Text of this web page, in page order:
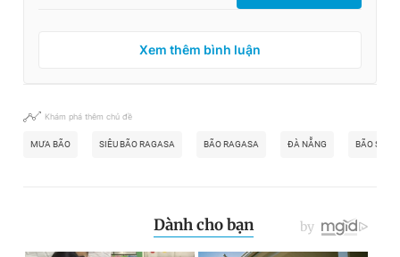
Xem thêm bình luận
Khám phá thêm chủ đề
MƯA BÃO SIÊU BÃO RAGASA BÃO RAGASA ĐÀ NẴNG BÃO SỐ 9